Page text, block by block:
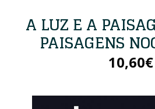
A LUZ E A
PAISAGENS
10,60€